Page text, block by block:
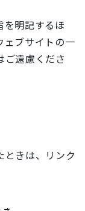
明記するほ
ェブサイトの一
ご遠慮くださ
きは、リンク